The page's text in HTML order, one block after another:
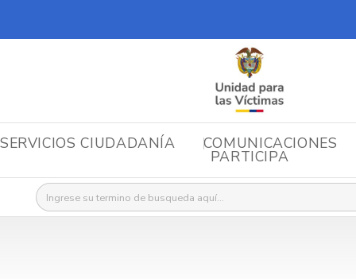
CIUDADANÍA COMUNICACIONES
PARTICIPA
Buscar: